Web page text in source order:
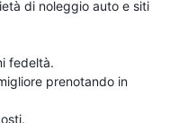
di noleggio auto e siti
fedeltà.
prenotando in